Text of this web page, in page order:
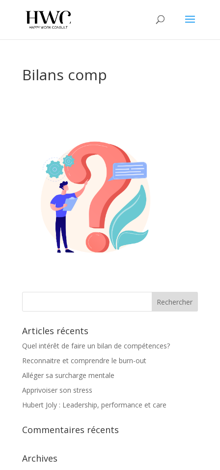
Bilans comp
Articles récents
Quel intérêt de faire un bilan de compétences?
Reconnaitre et comprendre le burn-out
Alléger sa surcharge mentale
Apprivoiser son stress
Hubert Joly : Leadership, performance et care
Commentaires récents
Archives